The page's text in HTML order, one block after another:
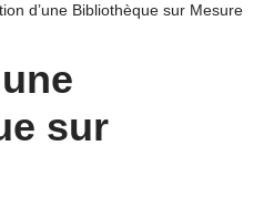
d’une Bibliothèque sur Mesure
sur